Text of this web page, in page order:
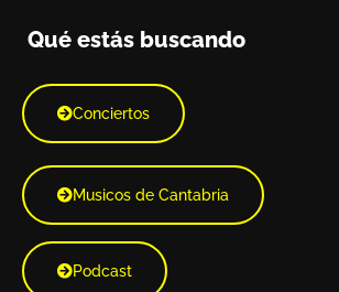
Qué estás buscando
Conciertos
Musicos de Cantabria
Podcast